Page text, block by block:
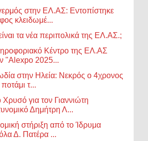
στην ΕΛ.ΑΣ: Εντοπίστηκε
κλειδωμέ...
τα νέα περιπολικά της ΕΛ.ΑΣ.;
Κέντρο της ΕΛ.ΑΣ
"Alexpo 2025...
στην Ηλεία: Νεκρός ο 4χρονος
τ...
Χρυσό για τον Γιαννιώτη
Δημήτρη Λ...
στήριξη από το Ίδρυμα
Δ. Πατέρα ...